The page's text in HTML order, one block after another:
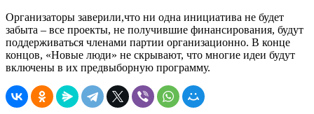
Организаторы заверили,что ни одна инициатива не будет
забыта – все проекты, не получившие финансирования, будут
поддерживаться членами партии организационно. В конце
концов, «Новые люди» не скрывают, что многие идеи будут
включены в их предвыборную программу.